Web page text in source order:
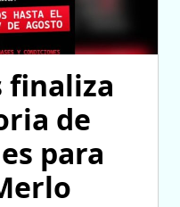
finaliza
de
para